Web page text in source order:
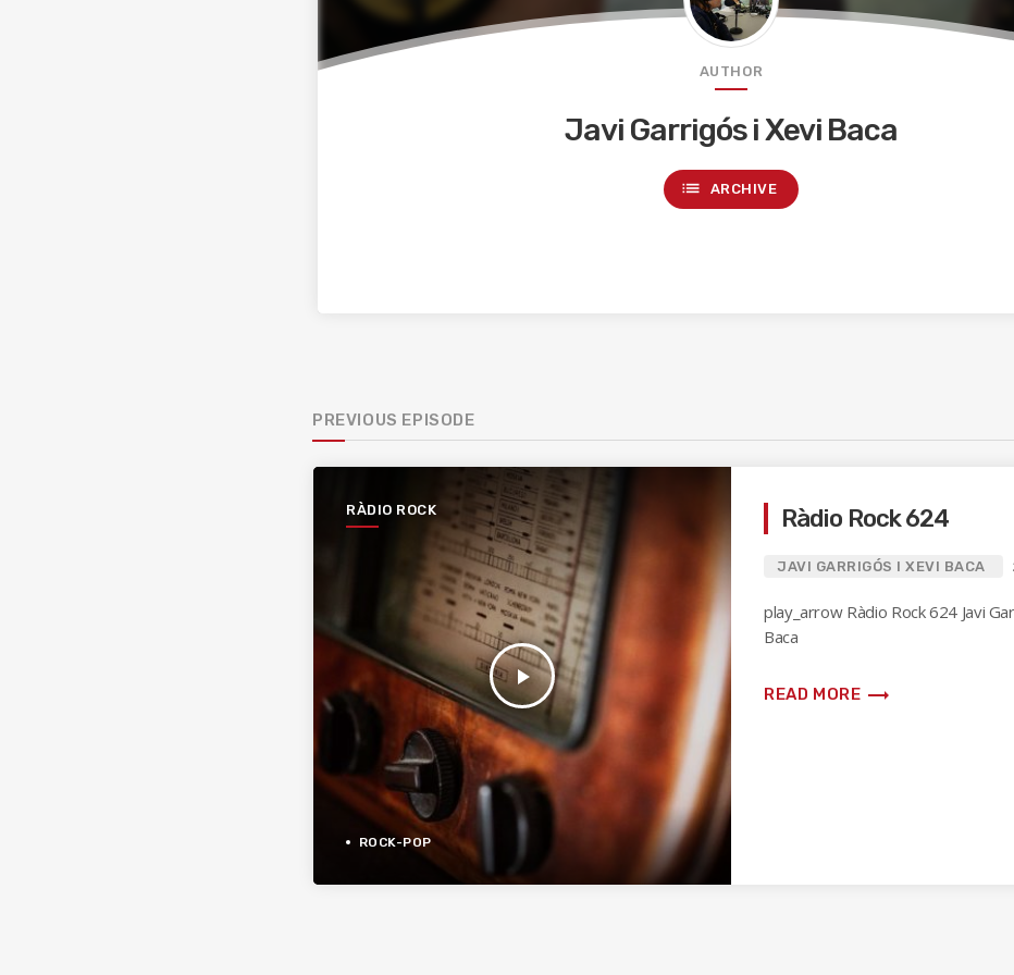
AUTHOR
Javi Garrigós i Xevi Baca
list ARCHIVE
PREVIOUS EPISODE
RÀDIO ROCK
play_arrow
ROCK-POP
Ràdio Rock 624
JAVI GARRIGÓS I XEVI BACA
play_arrow Ràdio Rock 624 Javi
Baca
READ MORE trending_flat